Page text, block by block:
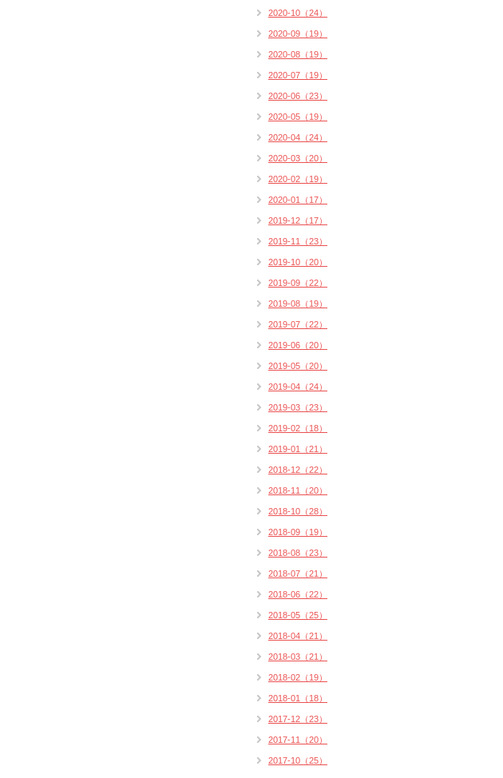
2020-10（24）
2020-09（19）
2020-08（19）
2020-07（19）
2020-06（23）
2020-05（19）
2020-04（24）
2020-03（20）
2020-02（19）
2020-01（17）
2019-12（17）
2019-11（23）
2019-10（20）
2019-09（22）
2019-08（19）
2019-07（22）
2019-06（20）
2019-05（20）
2019-04（24）
2019-03（23）
2019-02（18）
2019-01（21）
2018-12（22）
2018-11（20）
2018-10（28）
2018-09（19）
2018-08（23）
2018-07（21）
2018-06（22）
2018-05（25）
2018-04（21）
2018-03（21）
2018-02（19）
2018-01（18）
2017-12（23）
2017-11（20）
2017-10（25）